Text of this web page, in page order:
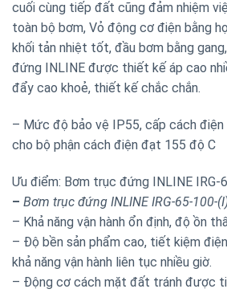
cuối cùng tiếp đất cũng đảm nhiệm
toàn bộ bơm, Vỏ động cơ điện bằng
khối tản nhiệt tốt, đầu bơm bằng
đứng INLINE được thiết kế áp cao
đẩy cao khoẻ, thiết kế chắc chắn.
– Mức độ bảo vệ IP55, cấp cách điện
cho bộ phận cách điện đạt 155 độ C
Ưu điểm: Bơm trục đứng INLINE IRG-
– Bơm trục đứng INLINE IRG-65-100-
– Khả năng vận hành ổn định, độ ồn
– Độ bền sản phẩm cao, tiết kiệm
khả năng vận hành liên tục nhiều giờ.
– Động cơ cách mặt đất tránh được